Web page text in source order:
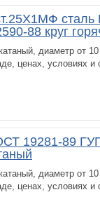
88 круг
диаметр от
ценах, условиях и
19281-89
диаметр от
ценах, условиях и